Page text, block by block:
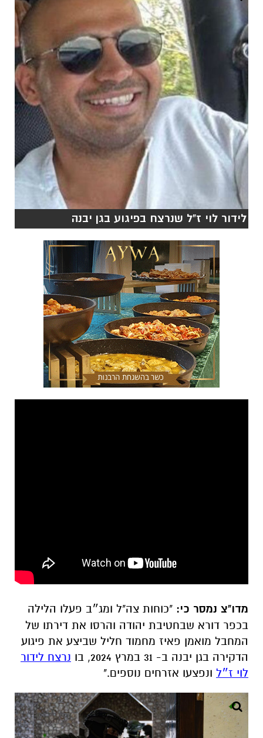
לידור לוי ז"ל שנרצח בפיגוע בגן יבנה
מדו"צ נמסר כי: "כוחות צה"ל ומג״ב פעלו הלילה
בכפר דורא שבחטיבת יהודה והרסו את דירתו של
המחבל מואמן פאיז מחמוד חליל שביצע את פיגוע
הדקירה בגן יבנה ב- 31 במרץ 2024, בו
נרצח לידור
לוי ז״ל ונפצעו אזרחים נוספים."